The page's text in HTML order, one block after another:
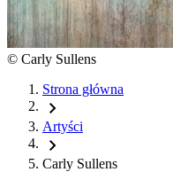
© Carly Sullens
Strona główna
chevron_right
Artyści
chevron_right
Carly Sullens